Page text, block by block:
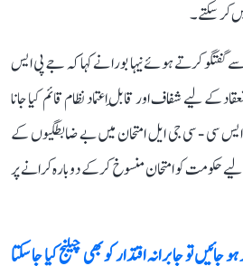
کر سکتے۔
گفتگو کرتے ہوئے نیہا بورا نے کہا کہ جے پی ایس
کے لیے شفاف اور قابلِ اعتماد نظام قائم کیا جانا
سی - سی جی ایل امتحان میں بے ضابطگیوں کے
حکومت کو امتحان منسوخ کرکے دوبارہ کرانے پر
جائیں تو جابرانہ اقتدار کو بھی چیلنج کیا جا سکتا